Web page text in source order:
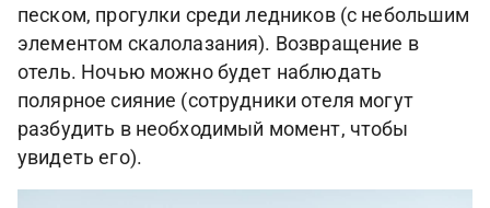
песком, прогулки среди ледников (с небольшим
элементом скалолазания). Возвращение в
отель. Ночью можно будет наблюдать
полярное сияние (сотрудники отеля могут
разбудить в необходимый момент, чтобы
увидеть его).